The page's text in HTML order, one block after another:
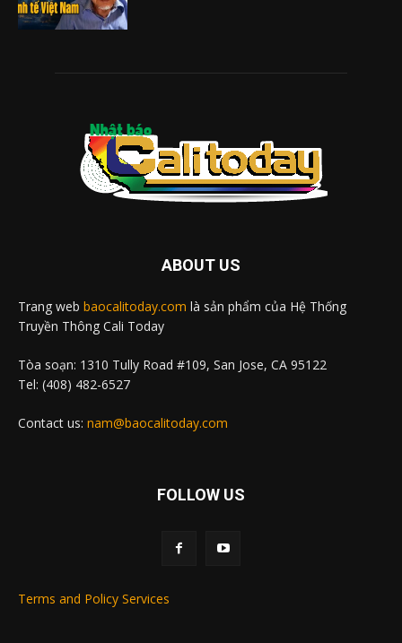
ABOUT US
Trang web baocalitoday.com là sản phẩm của Hệ Thống
Truyền Thông Cali Today
Tòa soạn: 1310 Tully Road #109, San Jose, CA 95122
Tel: (408) 482-6527
Contact us: nam@baocalitoday.com
FOLLOW US
Terms and Policy Services